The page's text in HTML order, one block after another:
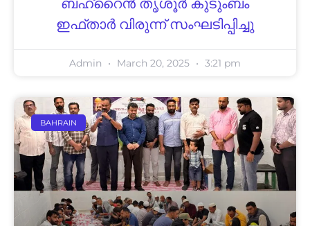
ബഹ്റൈന്‍ തൃശൂര്‍ കുടുംബം
ഇഫ്താര്‍ വിരുന്ന് സംഘടിപ്പിച്ചു
Admin March 20, 2025 3:21 pm
BAHRAIN